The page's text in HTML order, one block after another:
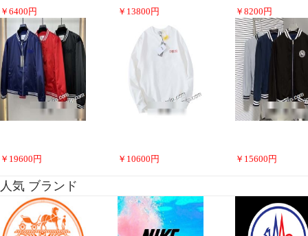
￥ 6400 円 ￥ 13800 円 ￥ 8200 円
￥ 19600 円 ￥ 10600 円 ￥ 15600 円
人気 ブランド